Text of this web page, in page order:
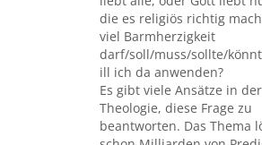
die es religiös richtig
viel Barmherzigkeit
darf/soll/muss/sollte/
ill ich da anwenden?
Es gibt viele Ansätze in der
Theologie, diese Frage zu
beantworten. Das Thema